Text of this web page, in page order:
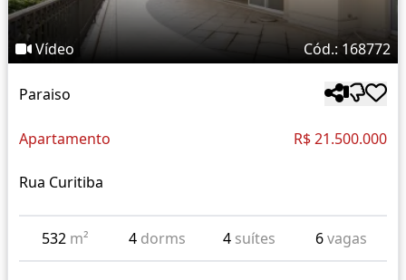
Vídeo Cód.: 168772
Paraiso
Apartamento R$ 21.500.000
Rua Curitiba
532 m² 4 dorms 4 suítes 6vagas